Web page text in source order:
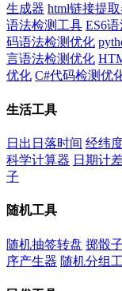
生成器 html链接提
语法检测工具 ES6
码语法检测优化
言语法检测优化
优化 C#代码检测优
生活工具
日出日落时间 经纬
科学计算器 日期计
子
随机工具
随机抽签转盘 掷骰子
序产生器 随机分组